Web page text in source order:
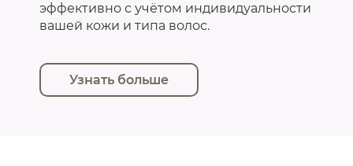
эффективно с учётом индивидуальности
вашей кожи и типа волос.
Узнать больше